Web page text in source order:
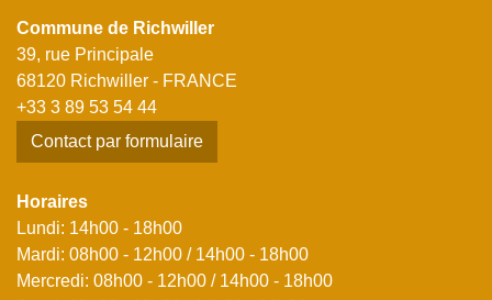
Commune de Richwiller
39, rue Principale
68120 Richwiller - FRANCE
+33 3 89 53 54 44
Contact par formulaire
Horaires
Lundi: 14h00 - 18h00
Mardi: 08h00 - 12h00 / 14h00 - 18h00
Mercredi: 08h00 - 12h00 / 14h00 - 18h00